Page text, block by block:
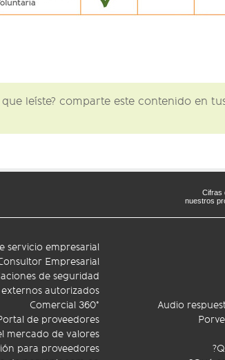
Cifras
nuestros
Audio
servicio empresarial
Empresarial
de seguridad
autorizados
Comercial 360°
de proveedores
mercado de valores
para proveedores